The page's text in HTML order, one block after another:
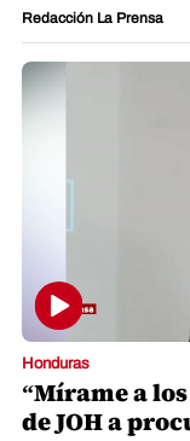
Redacción La Prensa
Honduras
“Mírame a
de JOH a